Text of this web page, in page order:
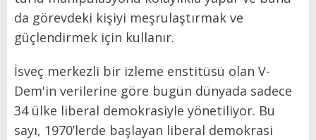
da görevdeki kişiyi meşrulaştırmak ve
güçlendirmek için kullanır.
İsveç merkezli bir izleme enstitüsü olan V-
Dem'in verilerine göre bugün dünyada sadece
34 ülke liberal demokrasiyle yönetiliyor. Bu
sayı, 1970’lerde başlayan liberal demokrasi